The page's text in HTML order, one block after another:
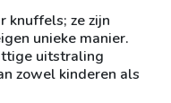
knuffels; ze zijn
unieke manier.
uitstraling
zowel kinderen als